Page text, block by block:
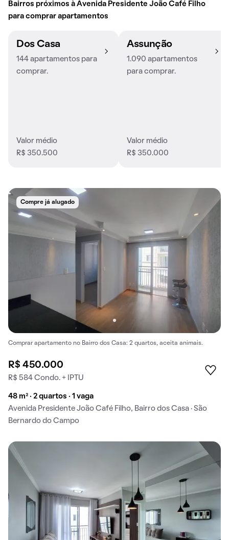
Bairros próximos à Avenida Presidente João Café Filho
para comprar apartamentos
Dos Casa
144 apartamentos para
comprar.
Valor médio
R$ 350.500
Assunção
1.090 apartamentos
para comprar.
Valor médio
R$ 350.000
Compre já alugado
Comprar apartamento no Bairro dos Casa: 2 quartos, aceita animais.
R$ 450.000
R$ 584 Condo. + IPTU
48 m² · 2 quartos · 1 vaga
Avenida Presidente João Café Filho, Bairro dos Casa · São
Bernardo do Campo